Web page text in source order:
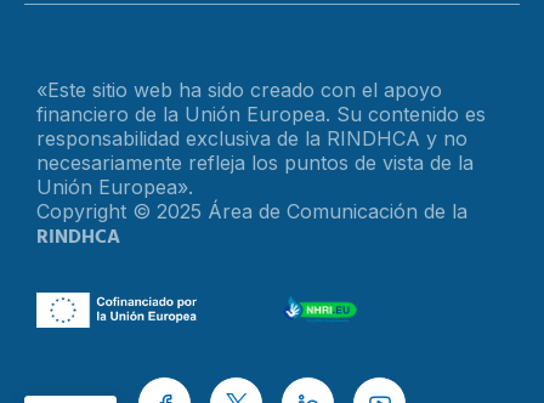
«Este sitio web ha sido creado con el apoyo
financiero de la Unión Europea. Su contenido es
responsabilidad exclusiva de la RINDHCA y no
necesariamente refleja los puntos de vista de la
Unión Europea».
Copyright © 2025 Área de Comunicación de la
RINDHCA